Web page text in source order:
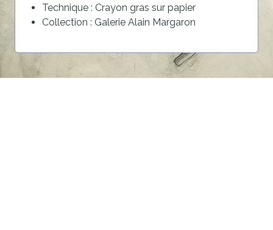
Technique : Crayon gras sur papier
Collection : Galerie Alain Margaron